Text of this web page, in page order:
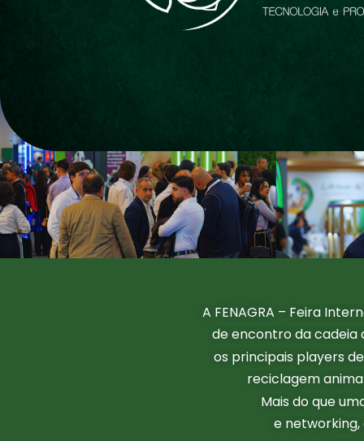
A FENAGRA – Feira
de encontro da cadeia
os principais players
reciclagem
Mais do que
e